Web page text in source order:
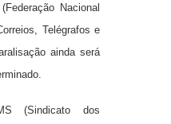
Nacional
Telégrafos e
ainda será
(Sindicato dos